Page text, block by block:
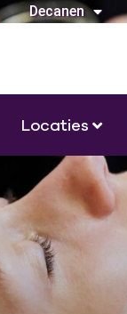
Decanen
Locaties